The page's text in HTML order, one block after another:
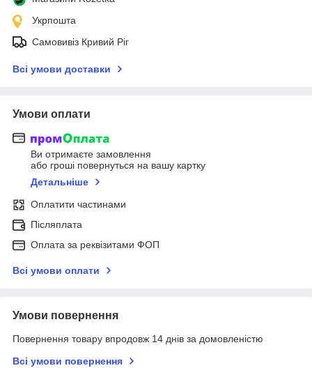
Укрпошта
Самовивіз Кривий Ріг
Всі умови доставки
Умови оплати
Ви отримаєте замовлення
або гроші повернуться на вашу картку
Детальніше
Оплатити частинами
Післяплата
Оплата за реквізитами ФОП
Всі умови оплати
Умови повернення
Повернення товару впродовж 14 днів за домовленістю
Всі умови повернення